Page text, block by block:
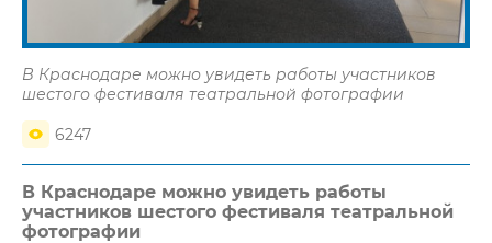
В Краснодаре можно увидеть работы участников
шестого фестиваля театральной фотографии
6247
В Краснодаре можно увидеть работы
участников шестого фестиваля театральной
фотографии